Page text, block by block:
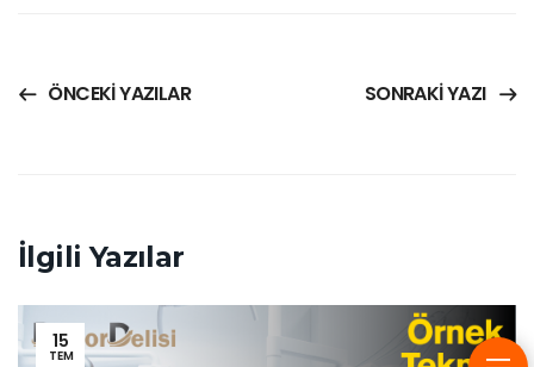
ÖNCEKI YAZILAR SONRAKI YAZI
İlgili Yazılar
15
TEM